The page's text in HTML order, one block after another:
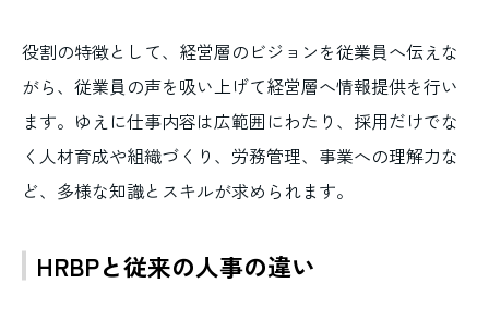
役割の特徴として、経営層のビジョンを従業員へ伝えな
がら、従業員の声を吸い上げて経営層へ情報提供を行い
ます。ゆえに仕事内容は広範囲にわたり、採用だけでな
く人材育成や組織づくり、労務管理、事業への理解力な
ど、多様な知識とスキルが求められます。
HRBPと従来の人事の違い